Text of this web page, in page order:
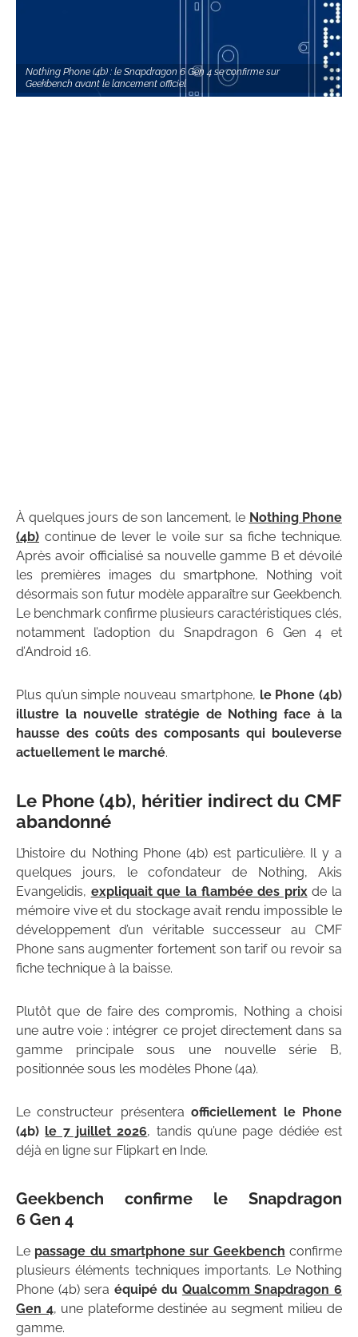
Nothing Phone (4b) : le Snapdragon 6 Gen 4 se confirme sur
Geekbench avant le lancement officiel
À quelques jours de son lancement, le Nothing Phone
(4b) continue de lever le voile sur sa fiche technique.
Après avoir officialisé sa nouvelle gamme B et dévoilé
les premières images du smartphone, Nothing voit
désormais son futur modèle apparaître sur Geekbench.
Le benchmark confirme plusieurs caractéristiques clés,
notamment l’adoption du Snapdragon 6 Gen 4 et
d’Android 16.
Plus qu’un simple nouveau smartphone, le Phone (4b)
illustre la nouvelle stratégie de Nothing face à la
hausse des coûts des composants qui bouleverse
actuellement le marché.
Le Phone (4b), héritier indirect du CMF
abandonné
L’histoire du Nothing Phone (4b) est particulière. Il y a
quelques jours, le cofondateur de Nothing, Akis
Evangelidis, expliquait que la flambée des prixde la
mémoire vive et du stockage avait rendu impossible le
développement d’un véritable successeur au CMF
Phone sans augmenter fortement son tarif ou revoir sa
fiche technique à la baisse.
Plutôt que de faire des compromis, Nothing a choisi
une autre voie : intégrer ce projet directement dans sa
gamme principale sous une nouvelle série B,
positionnée sous les modèles Phone (4a).
Le constructeur présenteraofficiellement le Phone
(4b) le 7 juillet 2026, tandis qu’une page dédiée est
déjà en ligne sur Flipkart en Inde.
Geekbench confirme le Snapdragon
6 Gen 4
Le passage du smartphone sur Geekbench confirme
plusieurs éléments techniques importants. Le Nothing
Phone (4b) sera équipé du Qualcomm Snapdragon 6
Gen 4, une plateforme destinée au segment milieu de
gamme.